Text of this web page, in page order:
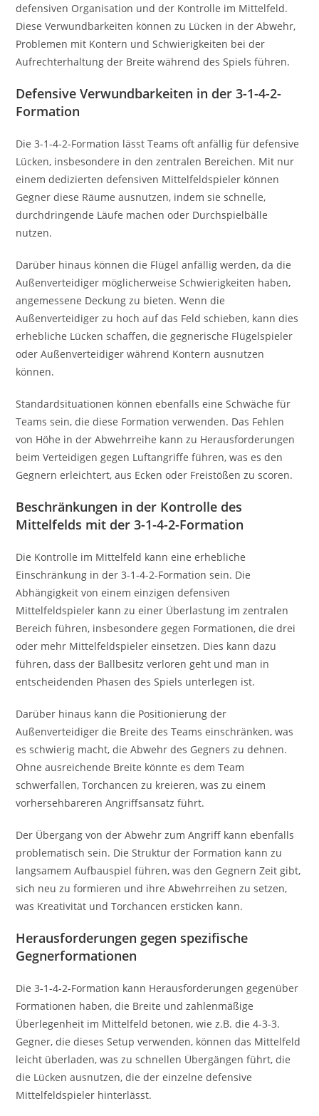
defensiven Organisation und der Kontrolle im Mittelfeld.
Diese Verwundbarkeiten können zu Lücken in der Abwehr,
Problemen mit Kontern und Schwierigkeiten bei der
Aufrechterhaltung der Breite während des Spiels führen.
Defensive Verwundbarkeiten in der 3-1-4-2-
Formation
Die 3-1-4-2-Formation lässt Teams oft anfällig für defensive
Lücken, insbesondere in den zentralen Bereichen. Mit nur
einem dedizierten defensiven Mittelfeldspieler können
Gegner diese Räume ausnutzen, indem sie schnelle,
durchdringende Läufe machen oder Durchspielbälle
nutzen.
Darüber hinaus können die Flügel anfällig werden, da die
Außenverteidiger möglicherweise Schwierigkeiten haben,
angemessene Deckung zu bieten. Wenn die
Außenverteidiger zu hoch auf das Feld schieben, kann dies
erhebliche Lücken schaffen, die gegnerische Flügelspieler
oder Außenverteidiger während Kontern ausnutzen
können.
Standardsituationen können ebenfalls eine Schwäche für
Teams sein, die diese Formation verwenden. Das Fehlen
von Höhe in der Abwehrreihe kann zu Herausforderungen
beim Verteidigen gegen Luftangriffe führen, was es den
Gegnern erleichtert, aus Ecken oder Freistößen zu scoren.
Beschränkungen in der Kontrolle des
Mittelfelds mit der 3-1-4-2-Formation
Die Kontrolle im Mittelfeld kann eine erhebliche
Einschränkung in der 3-1-4-2-Formation sein. Die
Abhängigkeit von einem einzigen defensiven
Mittelfeldspieler kann zu einer Überlastung im zentralen
Bereich führen, insbesondere gegen Formationen, die drei
oder mehr Mittelfeldspieler einsetzen. Dies kann dazu
führen, dass der Ballbesitz verloren geht und man in
entscheidenden Phasen des Spiels unterlegen ist.
Darüber hinaus kann die Positionierung der
Außenverteidiger die Breite des Teams einschränken, was
es schwierig macht, die Abwehr des Gegners zu dehnen.
Ohne ausreichende Breite könnte es dem Team
schwerfallen, Torchancen zu kreieren, was zu einem
vorhersehbareren Angriffsansatz führt.
Der Übergang von der Abwehr zum Angriff kann ebenfalls
problematisch sein. Die Struktur der Formation kann zu
langsamem Aufbauspiel führen, was den Gegnern Zeit gibt,
sich neu zu formieren und ihre Abwehrreihen zu setzen,
was Kreativität und Torchancen ersticken kann.
Herausforderungen gegen spezifische
Gegnerformationen
Die 3-1-4-2-Formation kann Herausforderungen gegenüber
Formationen haben, die Breite und zahlenmäßige
Überlegenheit im Mittelfeld betonen, wie z.B. die 4-3-3.
Gegner, die dieses Setup verwenden, können das Mittelfeld
leicht überladen, was zu schnellen Übergängen führt, die
die Lücken ausnutzen, die der einzelne defensive
Mittelfeldspieler hinterlässt.